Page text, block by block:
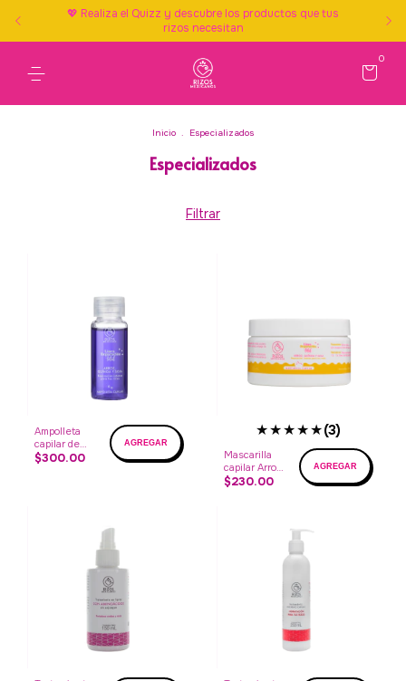
💖 Realiza el Quizz y descubre los productos que tus
rizos necesitan
0
Inicio . Especializados
Especializados
Filtrar
Ampolleta
capilar de
Arroz,
$300.00
★★★★★(3)
Mascarilla
capilar Arroz,
quinoa y
$230.00